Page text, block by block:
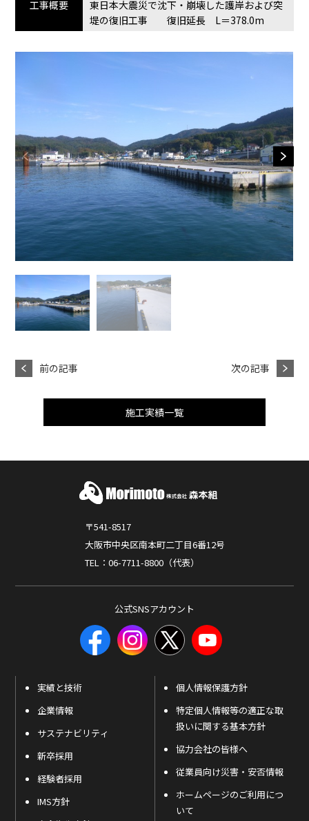
工事概要
東日本大震災で沈下・崩壊した護岸および突
堤の復旧工事 復旧延長 L＝378.0m
前の記事 次の記事
施工実績一覧
〒541-8517
大阪市中央区南本町二丁目6番12号
TEL：06-7711-8800（代表）
公式SNSアカウント
実績と技術
企業情報
サステナビリティ
新卒採用
経験者採用
IMS方針
個人情報保護方針
特定個人情報等の適正な取
扱いに関する基本方針
協力会社の皆様へ
従業員向け災害・安否情報
ホームページのご利用につ
いて